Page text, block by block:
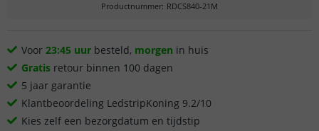
Productnummer: RDCS840-21M
Voor 23:45 uur besteld, morgen in huis
Gratis retour binnen 100 dagen
5 jaar garantie
Klantbeoordeling LedstripKoning 9.2/10
Kies zelf een bezorgdatum en tijdstip